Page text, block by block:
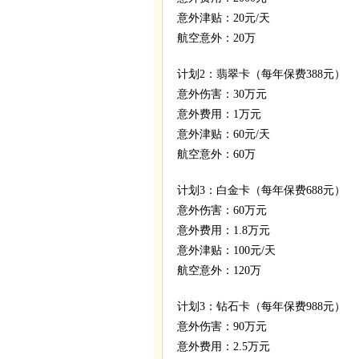
意外津贴：20元/天
航空意外：20万
计划2：翡翠卡（每年保费388元）
意外伤害：30万元
意外费用：1万元
意外津贴：60元/天
航空意外：60万
计划3：白金卡（每年保费688元）
意外伤害：60万元
意外费用：1.8万元
意外津贴：100元/天
航空意外：120万
计划3：钻石卡（每年保费988元）
意外伤害：90万元
意外费用：2.5万元